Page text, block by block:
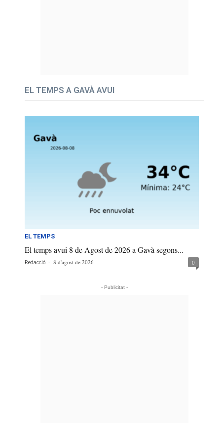
EL TEMPS A GAVÀ AVUI
EL TEMPS
El temps avui 8 de Agost de 2026 a Gavà segons...
Redacció - 8 d'agost de 2026 0
- Publicitat -